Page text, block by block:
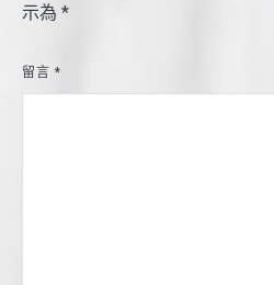
示為 *
留言 *